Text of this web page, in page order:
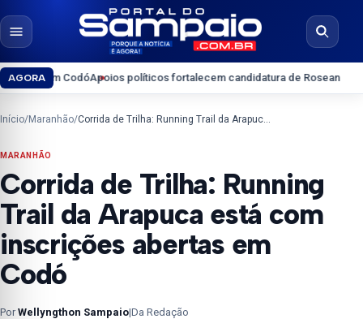
Pular para o conteúdo
Abrir menu
Abrir
AGORA
CodóApoios políticos fortalecem candidatura de Roseana Sarney ao
Início/Maranhão/ Corrida de Trilha: Running Trail da Arapuca está com inscrições abertas em Codó
MARANHÃO
Corrida de Trilha: Running
Trail da Arapuca está com
inscrições abertas em
Codó
PorWellyngthon Sampaio|Da Redação